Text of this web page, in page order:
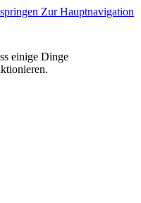
Zur Hauptnavigation
einige Dinge